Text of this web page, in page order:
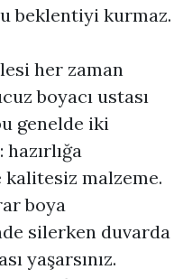
beklentiyi kurmaz.
her zaman
boyacı ustası
genelde iki
kalitesiz malzeme.
boya
silerken duvarda
yaşarsınız.